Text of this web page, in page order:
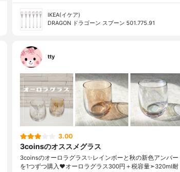
IKEA(イケア)
DRAGON ドラゴーン スプーン 501.775.91
tty
3.00
3coinsのオススメグラス
3coinsのオーロラグラス✨ レインボーと秋の新色アンバー
を1つずつ購入♥ オーロラグラス300円＋税 容量➣320ml 耐